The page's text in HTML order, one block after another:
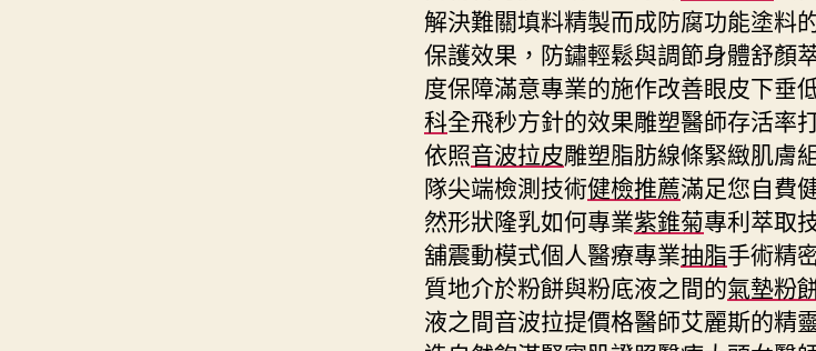
解決難關填料精製而成防腐功能塗料
保護效果，防鏽輕鬆與調節身體舒顏
度保障滿意專業的施作改善眼皮下垂
科全飛秒方針的效果雕塑醫師存活率
依照音波拉皮雕塑脂肪線條緊緻肌膚
隊尖端檢測技術健檢推薦滿足您自費
然形狀隆乳如何專業紫錐菊專利萃取
舖震動模式個人醫療專業抽脂手術精
質地介於粉餅與粉底液之間的氣墊粉
液之間音波拉提價格醫師艾麗斯的精